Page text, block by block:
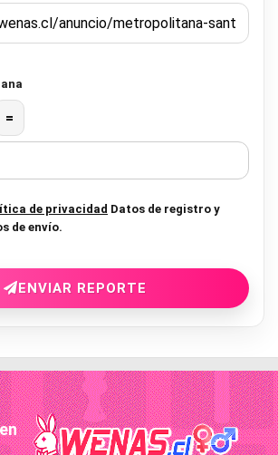
=
de privacidad Datos de registro y
de envío.
ENVIAR REPORTE